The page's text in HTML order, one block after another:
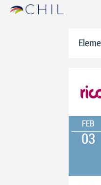
FEB
03